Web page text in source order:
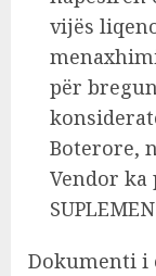
vijës
për
Boterore,
Vendor
Dokumenti i